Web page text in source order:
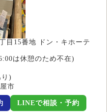
目15番地 ドン・キホーテ
は休憩のため不在)
)
市
LINEで相談・予約